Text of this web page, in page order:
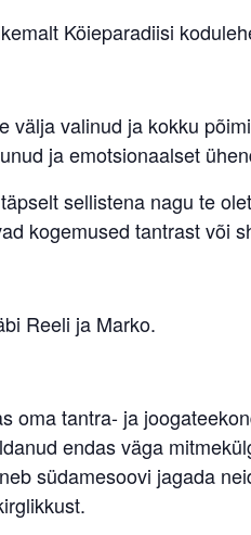
Köieparadiisi
välja valinud ja kokku
ja emotsionaalset
sellistena nagu te
kogemused tantrast või
Reeli ja Marko.
oma tantra- ja
endas väga
südamesoovi jagada